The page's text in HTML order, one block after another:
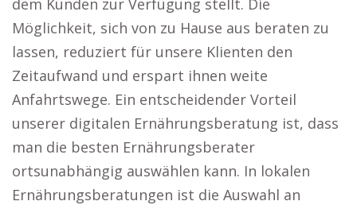
dem Kunden zur Verfügung stellt. Die
Möglichkeit, sich von zu Hause aus beraten zu
lassen, reduziert für unsere Klienten den
Zeitaufwand und erspart ihnen weite
Anfahrtswege. Ein entscheidender Vorteil
unserer digitalen Ernährungsberatung ist, dass
man die besten Ernährungsberater
ortsunabhängig auswählen kann. In lokalen
Ernährungsberatungen ist die Auswahl an